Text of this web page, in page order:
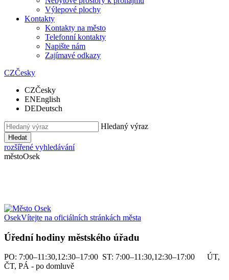
Výlepové plochy
Kontakty
Kontakty na město
Telefonní kontakty
Napište nám
Zajímavé odkazy
CZČesky
CZČesky
ENEnglish
DEDeutsch
Hledaný výraz
Hledat
rozšířené vyhledávání
městoOsek
OsekVítejte na oficiálních stránkách města
Úřední hodiny městského úřadu
PO: 7:00–11:30,12:30–17:00 ST: 7:00–11:30,12:30–17:00 ÚT,
ČT, PÁ - po domluvě